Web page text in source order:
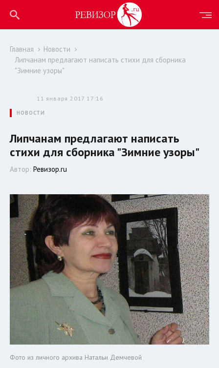
Главная
Новости
Липчанам предлагают написать стихи для сборника
"Зимние узоры"
11 января 2017 17:16
НОВОСТИ
Липчанам предлагают написать
стихи для сборника "Зимние узоры"
Автор: Ревизор.ru
Фото из личного архива Натальи Демчевой